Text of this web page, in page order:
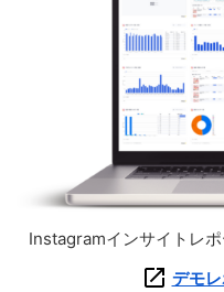
Instagramインサイトレ
デモ